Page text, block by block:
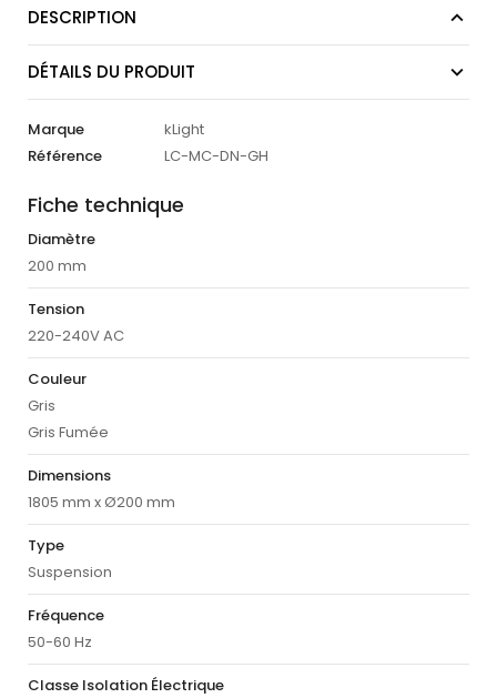
DESCRIPTION
DÉTAILS DU PRODUIT
Marque
kLight
Référence
LC-MC-DN-GH
Fiche technique
Diamètre
200 mm
Tension
220-240V AC
Couleur
Gris
Gris Fumée
Dimensions
1805 mm x Ø200 mm
Type
Suspension
Fréquence
50-60 Hz
Classe Isolation Électrique